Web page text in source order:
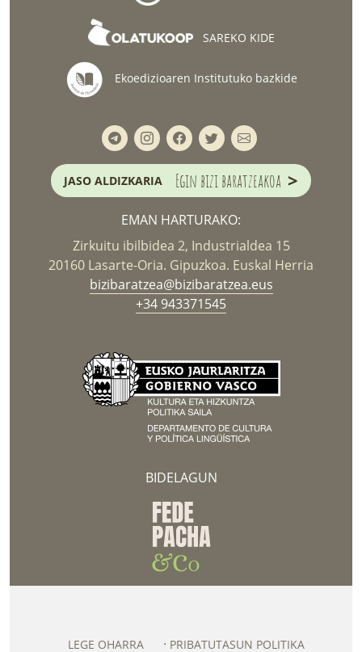
SAREKO KIDE
Ekoedizioaren Institutuko bazkide
JASO ALDIZKARIA Egin bizi baratzeakoa >
EMAN HARTURAKO:
Zirkuitu ibilbidea 2, Industrialdea 15
20160 Lasarte-Oria. Gipuzkoa. Euskal Herria
bizibaratzea@bizibaratzea.eus
+34 943371545
BIDELAGUN
LEGE OHARRA PRIBATUTASUN POLITIKA